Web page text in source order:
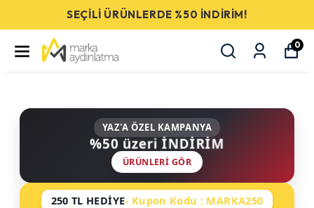
SEÇİLİ ÜRÜNLERDE %50 İNDİRİM!
0
YAZ'A ÖZEL KAMPANYA
%50 üzeri İNDİRİM
ÜRÜNLERI GÖR
250 TL HEDİYE- Kupon Kodu : MARKA250